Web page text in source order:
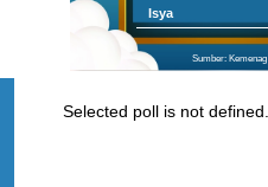
Isya
Sumber: Kemenag
Selected poll is not defined.